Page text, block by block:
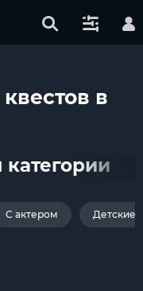
в
категории
С актером Детские